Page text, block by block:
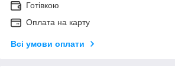
Готівкою
Оплата на карту
Всі умови оплати